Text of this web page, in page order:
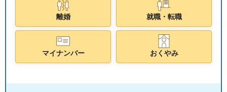
離婚 就職・転職
マイナンバー おくやみ